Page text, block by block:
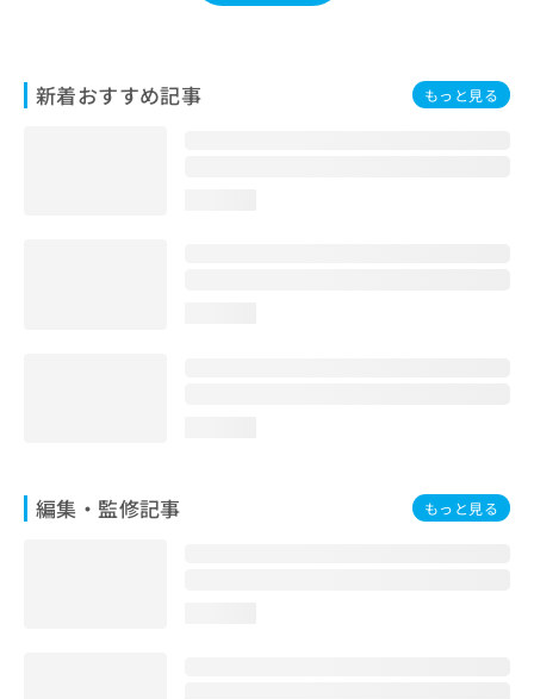
新着おすすめ記事 もっと見る
編集・監修記事 もっと見る
合
わ